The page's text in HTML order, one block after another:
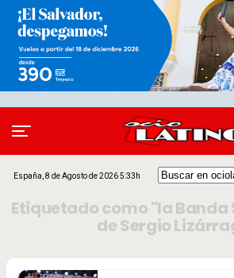
España, 8 de Agosto de 2026 5:33h
Etiquetado como "la Banda
de Sergio